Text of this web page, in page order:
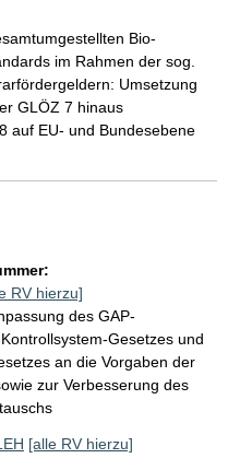
Bio-
im Rahmen der sog.
Umsetzung
GLÖZ 7 hinaus
auf EU- und Bundesebene
RV hierzu]
des GAP-
Gesetzes und
an die Vorgaben der
zur Verbesserung des
[alle RV hierzu]